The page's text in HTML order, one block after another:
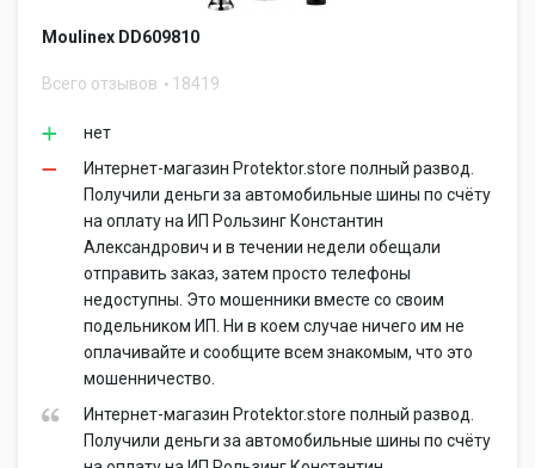
Moulinex DD609810
Всего отзывов 18419
нет
Интернет-магазин Protektor.store полный развод.
Получили деньги за автомобильные шины по счёту
на оплату на ИП Рользинг Константин
Александрович и в течении недели обещали
отправить заказ, затем просто телефоны
недоступны. Это мошенники вместе со своим
подельником ИП. Ни в коем случае ничего им не
оплачивайте и сообщите всем знакомым, что это
мошенничество.
Интернет-магазин Protektor.store полный развод.
Получили деньги за автомобильные шины по счёту